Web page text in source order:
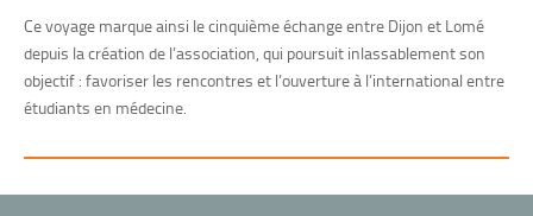
Ce voyage marque ainsi le cinquième échange entre Dijon et Lomé
depuis la création de l’association, qui poursuit inlassablement son
objectif : favoriser les rencontres et l’ouverture à l’international entre
étudiants en médecine.